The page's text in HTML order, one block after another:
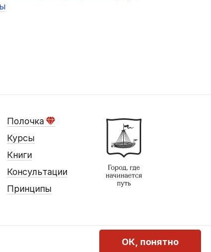
ОК, понятно
Полочка
Курсы
Книги
Консультации
Принципы
Реквизиты